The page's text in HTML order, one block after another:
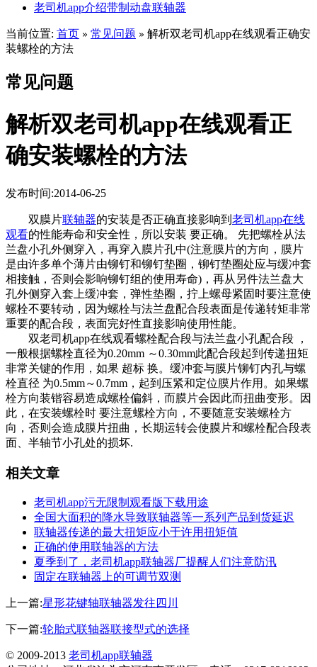
老司机app介绍带制动盘联轴器
当前位置: 首页 » 常见问题 » 解析双老司机app在线观看正确安
装螺栓的方法
常见问题
解析双老司机app在线观看正
确安装螺栓的方法
发布时间:2014-06-25
双膜片联轴器的安装是否正确直接影响到 老司机app在线
观看的性能寿命和安全性，所以安装 要正确。 先把螺栓从法
兰盘小孔外侧穿入，再穿入膜片孔中(注意膜片的方向，膜片
是由许多单个薄片由铆钉和铆钉垫圈，铆钉垫圈处应与缓冲套
相接触，否则会影响铆钉组的使用寿命)，再从另件法兰盘大
孔外侧穿入套上缓冲套，弹性垫圈，拧上螺母紧固时要注意使
螺栓不要转动，因为螺栓与法兰盘配合段表面是传递转矩非常
重要的配合段，表面完好性直接影响使用性能。
双老司机app在线观看螺栓配合段与法兰盘小孔配合段 ，
一般根据螺栓直径为0.20mm ～0.30mm此配合段起到传递扭矩
非常关键的作用，如果 超标 换。缓冲套与膜片铆钉内孔与螺
栓直径 为0.5mm～0.7mm，起到压紧和定位膜片作用。如果螺
栓方向装锴容易造成螺栓偏斜，而膜片会因此而扭曲变形。因
此，在安装螺栓时 要注意螺栓方向，不要随意安装螺栓方
向，否则会造成膜片扭曲，长期运转会使膜片和螺栓配合段表
面、半轴节小孔处的损坏.
相关文章
老司机app污无限制观看版下载用途
全国大面积的降水导致联轴器等一系列产品到货延迟
联轴器传递的最大扭矩应小于许用扭矩值
正确的使用联轴器的方法
夏季到了，老司机app联轴器厂提醒人们注意防汛
固定在联轴器上的可调节双测
上一篇:星形花键轴联轴器发往四川
下一篇:轮胎式联轴器联接型式的选择
© 2009-2013 老司机app联轴器